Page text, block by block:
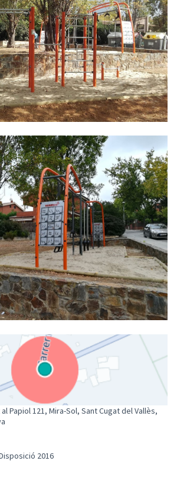
Papiol 121, Mira-Sol, Sant Cugat del Vallès,
de Lliure Disposició 2016
2016